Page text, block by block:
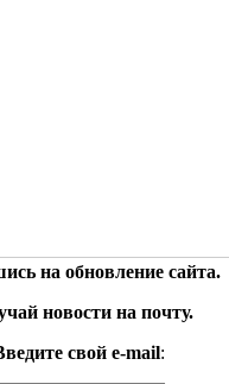
на обновление сайта.
новости на почту.
свой e-mail: